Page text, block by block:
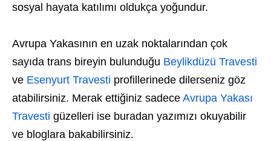
sosyal hayata katılımı oldukça yoğundur.
Avrupa Yakasının en uzak noktalarından çok
sayıda trans bireyin bulunduğu Beylikdüzü Travesti
ve Esenyurt Travesti profillerinede dilerseniz göz
atabilirsiniz. Merak ettiğiniz sadece Avrupa Yakası
Travesti güzelleri ise buradan yazımızı okuyabilir
ve bloglara bakabilirsiniz.